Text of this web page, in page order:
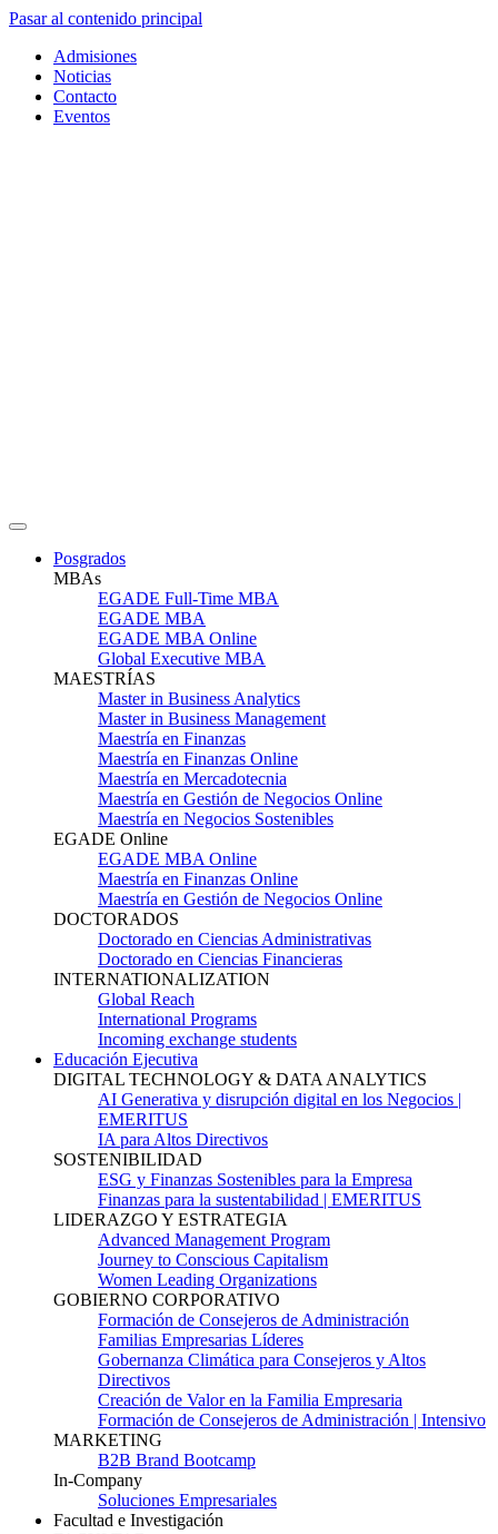
Pasar al contenido principal
Admisiones
Noticias
Contacto
Eventos
Posgrados
MBAs
EGADE Full-Time MBA
EGADE MBA
EGADE MBA Online
Global Executive MBA
MAESTRÍAS
Master in Business Analytics
Master in Business Management
Maestría en Finanzas
Maestría en Finanzas Online
Maestría en Mercadotecnia
Maestría en Gestión de Negocios Online
Maestría en Negocios Sostenibles
EGADE Online
EGADE MBA Online
Maestría en Finanzas Online
Maestría en Gestión de Negocios Online
DOCTORADOS
Doctorado en Ciencias Administrativas
Doctorado en Ciencias Financieras
INTERNATIONALIZATION
Global Reach
International Programs
Incoming exchange students
Educación Ejecutiva
DIGITAL TECHNOLOGY & DATA ANALYTICS
AI Generativa y disrupción digital en los Negocios |
EMERITUS
IA para Altos Directivos
SOSTENIBILIDAD
ESG y Finanzas Sostenibles para la Empresa
Finanzas para la sustentabilidad | EMERITUS
LIDERAZGO Y ESTRATEGIA
Advanced Management Program
Journey to Conscious Capitalism
Women Leading Organizations
GOBIERNO CORPORATIVO
Formación de Consejeros de Administración
Familias Empresarias Líderes
Gobernanza Climática para Consejeros y Altos
Directivos
Creación de Valor en la Familia Empresaria
Formación de Consejeros de Administración | Intensivo
MARKETING
B2B Brand Bootcamp
In-Company
Soluciones Empresariales
Facultad e Investigación